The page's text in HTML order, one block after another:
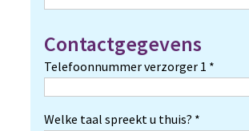
Contactgegevens
Telefoonnummer verzorger 1 *
Welke taal spreekt u thuis? *